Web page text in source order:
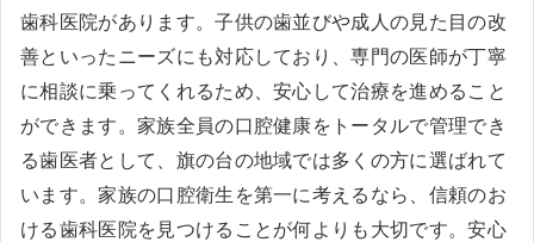
歯科医院があります。子供の歯並びや成人の見た目の改
善といったニーズにも対応しており、専門の医師が丁寧
に相談に乗ってくれるため、安心して治療を進めること
ができます。家族全員の口腔健康をトータルで管理でき
る歯医者として、旗の台の地域では多くの方に選ばれて
います。家族の口腔衛生を第一に考えるなら、信頼のお
ける歯科医院を見つけることが何よりも大切です。安心